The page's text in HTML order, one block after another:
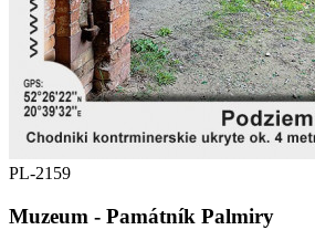
PL-2159
Muzeum - Památník Palmiry